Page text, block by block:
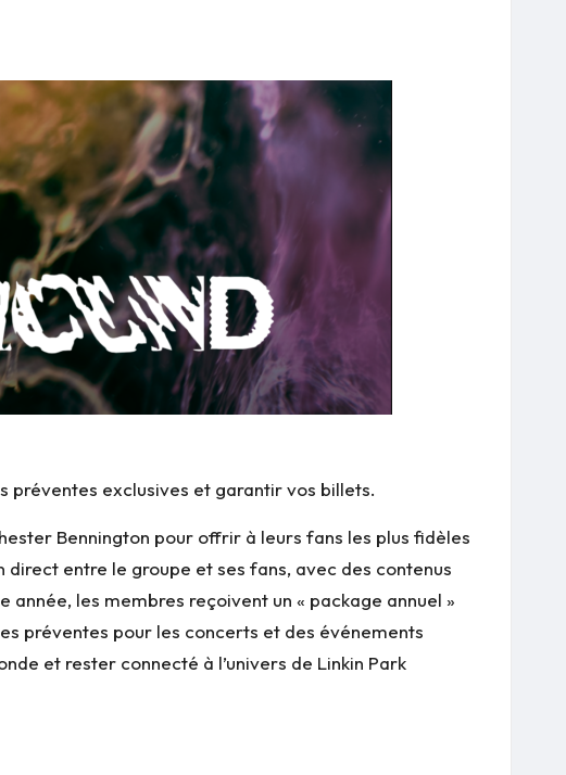
préventes exclusives et garantir vos billets.
Bennington pour offrir à leurs fans les plus fidèles
entre le groupe et ses fans, avec des contenus
les membres reçoivent un « package annuel »
préventes pour les concerts et des événements
et rester connecté à l’univers de Linkin Park